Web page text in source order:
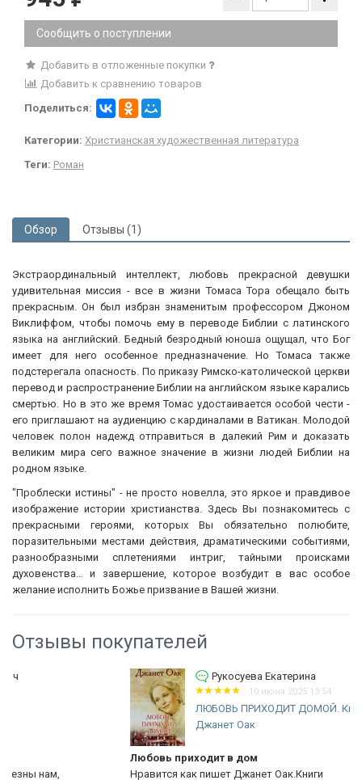
Сообщить о поступлении
Добавить в отложенные покупки
Добавить к сравнению товаров
Поделиться:
Категории: Христианская художественная литература
Теги: Роман
Обзор Отзывы (1)
Экстраординальный интеллект, любовь прекрасной девушки
удивительная миссия - все в жизни Томаса Тора обещало быть
прекрасным. Он был избран знаменитым профессором Джоном
Виклиффом, чтобы помочь ему в переводе Библии с латинского
языка на английский. Бедный безродный юноша ощущал, что Бог
имеет для него особенное предназначение. Но Томаса также
подстерегала опасность. По приказу Римско-католической церкви
перевод и распространение Библии на английском языке карались
смертью. Но в это же время Томас удостаивается особой чести -
его приглашают на аудиенцию с кардиналами в Ватикан. Молодой
человек полон надежд отправиться в далекий Рим и доказать
великим мира сего важное значение в жизни людей Библии на
родном языке.
"Проблески истины" - не просто новелла, это яркое и правдивое
изображение истории христианства. Здесь Вы познакомитесь с
прекрасными героями, которых Вы обязательно полюбите,
поразительными местами действия, драматическими событиями,
разнообразными сплетениями интриг, тайными происками
духовенства… и завершение, которое возбудит в вас особое
желание исполнить Божье призвание в Вашей жизни.
Отзывы покупателей
Рукосуева Екатерина
10 июня 2025 13:54
ЛЮБОВЬ ПРИХОДИТ ДОМОЙ. Книга 8.
Джанет Оак
Любовь приходит в дом
Нравится как пишет Джанет Оак.Книги